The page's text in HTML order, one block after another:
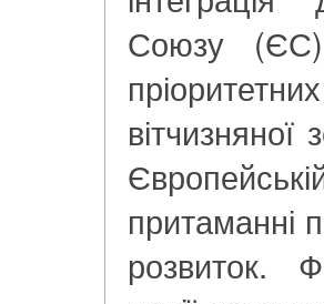
Союзу
вітчизняної
притаманні
розвиток.